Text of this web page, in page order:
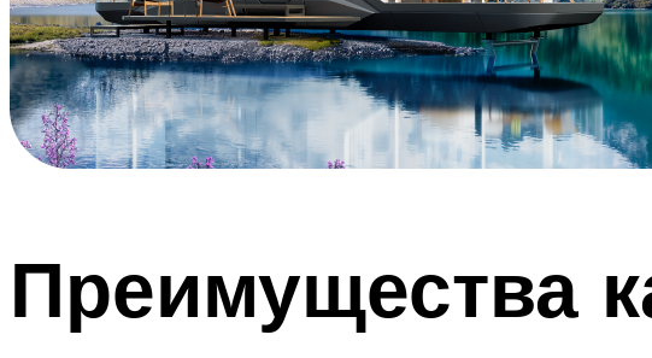
Преимущества